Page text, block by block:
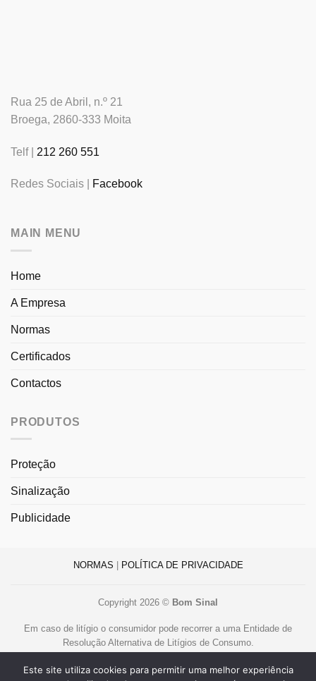
Rua 25 de Abril, n.º 21
Broega, 2860-333 Moita
Telf | 212 260 551
Redes Sociais | Facebook
MAIN MENU
Home
A Empresa
Normas
Certificados
Contactos
PRODUTOS
Proteção
Sinalização
Publicidade
NORMAS POLÍTICA DE PRIVACIDADE
Copyright 2026 © Bom Sinal
Em caso de litígio o consumidor pode recorrer a uma Entidade de
Resolução Alternativa de Litígios de Consumo.
www.centroarbitragemlisboa.pt.
Este site utiliza cookies para permitir uma melhor experiência